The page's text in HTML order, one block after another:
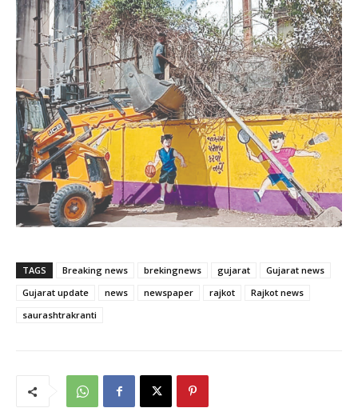
TAGS Breaking news brekingnews gujarat
Gujarat news
Gujarat update
news newspaper rajkot
Rajkot news
saurashtrakranti